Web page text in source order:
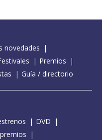
novedades
Premios
Guía / directorio
DVD